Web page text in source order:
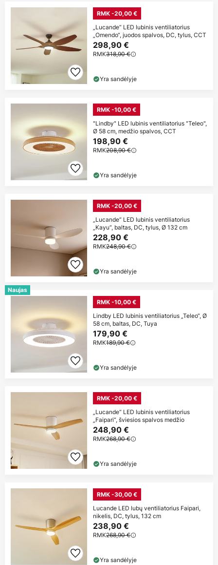
RMK -20,00 €
„Lucande“ LED lubinis ventiliatorius
„Omendo“, juodos spalvos, DC, tylus, CCT
298,90 €
RMK318,90 €
Yra sandėlyje
RMK -10,00 €
"Lindby" LED lubinis ventiliatorius "Teleo",
Ø 58 cm, medžio spalvos, CCT
198,90 €
RMK208,90 €
Yra sandėlyje
RMK -20,00 €
„Lucande“ LED lubinis ventiliatorius
„Kayu“, baltas, DC, tylus, Ø 132 cm
228,90 €
RMK248,90 €
Yra sandėlyje
Naujas
RMK -10,00 €
Lindby LED lubinis ventiliatorius „Teleo“, Ø
58 cm, baltas, DC, Tuya
179,90 €
RMK189,90 €
Yra sandėlyje
RMK -20,00 €
„Lucande“ LED lubinis ventiliatorius
„Faipari“, šviesios spalvos medžio
248,90 €
RMK268,90 €
Yra sandėlyje
RMK -30,00 €
Lucande LED lubų ventiliatorius Faipari,
nikelis, DC, tylus, 132 cm
238,90 €
RMK268,90 €
Yra sandėlyje